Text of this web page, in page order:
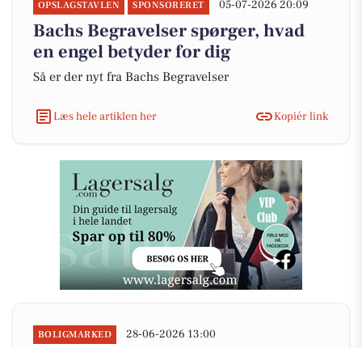
OPSLAGSTAVLEN SPONSORERET 05-07-2026 20:09
Bachs Begravelser spørger, hvad
en engel betyder for dig
Så er der nyt fra Bachs Begravelser
Læs hele artiklen her Kopiér link
BOLIGMARKED 28-06-2026 13:00